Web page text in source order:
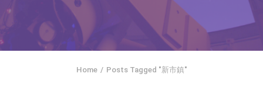
CONTACT
SEARCH
HOME
SOCIAL MEDIAHome Posts Tagged "新市鎮"